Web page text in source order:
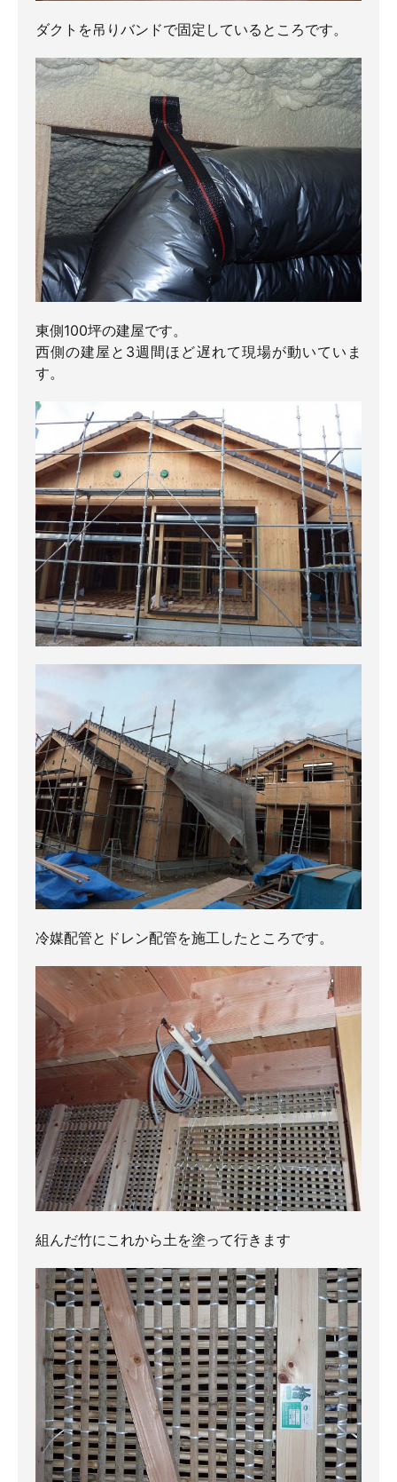
ダクトを吊りバンドで固定しているところです。
東側100坪の建屋です。
西側の建屋と3週間ほど遅れて現場が動いていま
す。
冷媒配管とドレン配管を施工したところです。
組んだ竹にこれから土を塗って行きます